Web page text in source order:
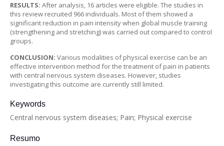
RESULTS: After analysis, 16 articles were eligible. The studies in
this review recruited 966 individuals. Most of them showed a
significant reduction in pain intensity when global muscle training
(strengthening and stretching) was carried out compared to control
groups.
CONCLUSION: Various modalities of physical exercise can be an
effective intervention method for the treatment of pain in patients
with central nervous system diseases. However, studies
investigating this outcome are currently still limited.
Keywords
Central nervous system diseases; Pain; Physical exercise
Resumo